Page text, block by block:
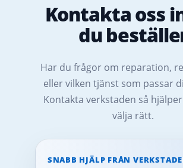
Kontakta oss
du
Har du frågor om reparation,
eller vilken tjänst som passar
Kontakta verkstaden så
välja rätt.
SNABB HJÄLP FRÅN